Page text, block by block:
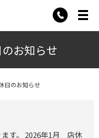
メ
お知らせ
日のお知らせ
ます。 2026年1月 店休